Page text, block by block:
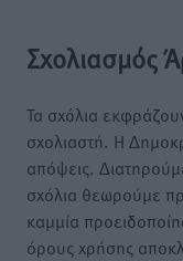
Σχολιασμός
Τα σχόλια
σχολιαστή. Η
απόψεις.
σχόλια θεωρούμε
καμμία
όρους χρήσης